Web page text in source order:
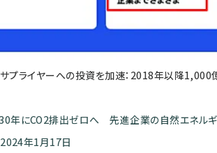
ライヤーへの投資を加速：2018年以降1,000
にCO2排出ゼロへ 先進企業の自然エネルギ
2024年1月17日